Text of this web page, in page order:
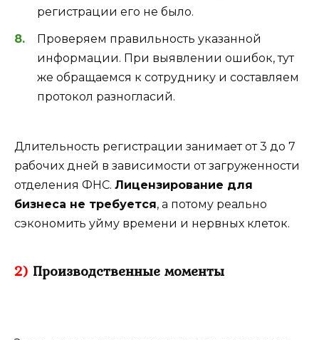
регистрации его не было.
Проверяем правильность указанной
информации. При выявлении ошибок, тут
же обращаемся к сотруднику и составляем
протокол разногласий.
Длительность регистрации занимает от 3 до 7
рабочих дней в зависимости от загруженности
отделения ФНС. Лицензирование для
бизнеса не требуется, а потому реально
сэкономить уйму времени и нервных клеток.
2) Производственные моменты